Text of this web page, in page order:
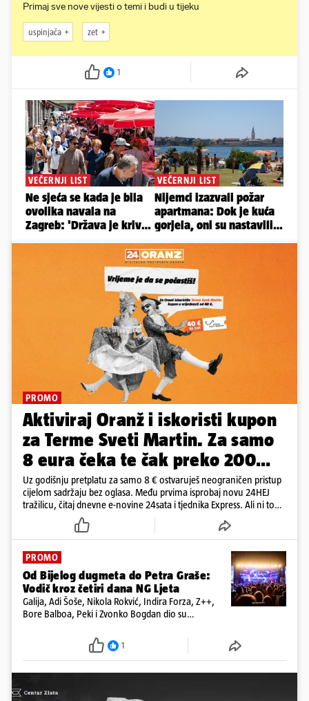
Primaj sve nove vijesti o temi i budi u tijeku
uspinjača zet
1
PROMO
Aktiviraj Oranž i iskoristi kupon
za Terme Sveti Martin. Za samo
8 eura čeka te čak preko 200
eura kupona!
Uz godišnju pretplatu za samo 8 € ostvaruješ neograničen pristup
cijelom sadržaju bez oglasa. Među prvima isprobaj novu 24HEJ
tražilicu, čitaj dnevne e-novine 24sata i tjednika Express. Ali ni to
PROMO
Od Bijelog dugmeta do Petra Graše:
Vodič kroz četiri dana NG Ljeta
Galija, Adi Šoše, Nikola Rokvić, Indira Forza, Z++,
Bore Balboa, Peki i Zvonko Bogdan dio su
16. kolovoza održati na dvije pozornice
1